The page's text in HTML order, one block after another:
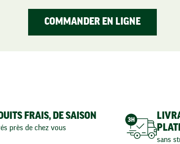
COMMANDER EN LIGNE
FRAIS, DE SAISON
près de chez vous
sans